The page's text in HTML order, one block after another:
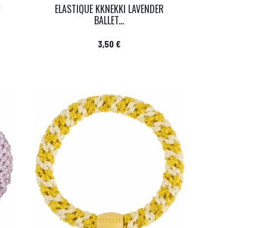
ELASTIQUE KKNEKKI LAVENDER
BALLET...
Prix
3,50 €